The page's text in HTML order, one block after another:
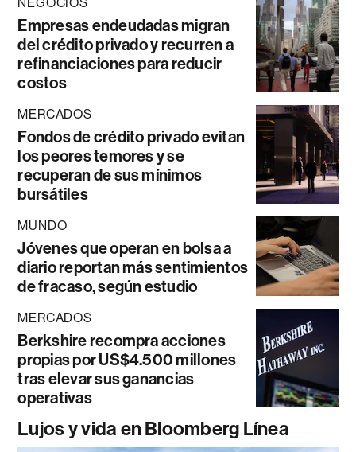
NEGOCIOS
Empresas endeudadas migran
del crédito privado y recurren a
refinanciaciones para reducir
costos
MERCADOS
Fondos de crédito privado evitan
los peores temores y se
recuperan de sus mínimos
bursátiles
MUNDO
Jóvenes que operan en bolsa a
diario reportan más sentimientos
de fracaso, según estudio
MERCADOS
Berkshire recompra acciones
propias por US$4.500 millones
tras elevar sus ganancias
operativas
Lujos y vida en Bloomberg Línea